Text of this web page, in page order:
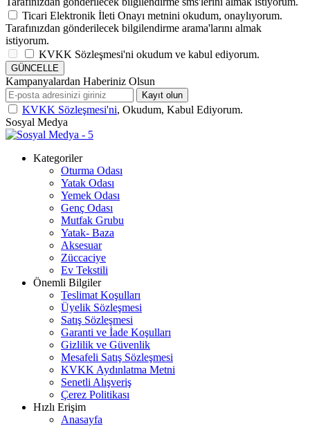
Ticari Elektronik İleti Onayı metnini okudum, onaylıyorum.
Tarafınızdan gönderilecek bilgilendirme arama'larını almak
istiyorum.
KVKK Sözleşmesi'ni okudum ve kabul ediyorum.
GÜNCELLE
Kampanyalardan Haberiniz Olsun
Kayıt olun
KVKK Sözleşmesi'ni, Okudum, Kabul Ediyorum.
Sosyal Medya
Kategoriler
Oturma Odası
Yatak Odası
Yemek Odası
Genç Odası
Mutfak Grubu
Yatak- Baza
Aksesuar
Züccaciye
Ev Tekstili
Önemli Bilgiler
Teslimat Koşulları
Üyelik Sözleşmesi
Satış Sözleşmesi
Garanti ve İade Koşulları
Gizlilik ve Güvenlik
Mesafeli Satış Sözleşmesi
KVKK Aydınlatma Metni
Senetli Alışveriş
Çerez Politikası
Hızlı Erişim
Anasayfa